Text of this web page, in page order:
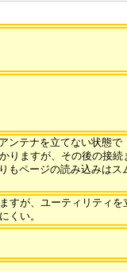
ンテナを立てない状態
りますが、その後の接
もページの読み込みは
すが、ユーティリティ
くい。